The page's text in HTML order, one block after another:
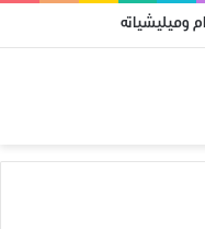
وميليشياته